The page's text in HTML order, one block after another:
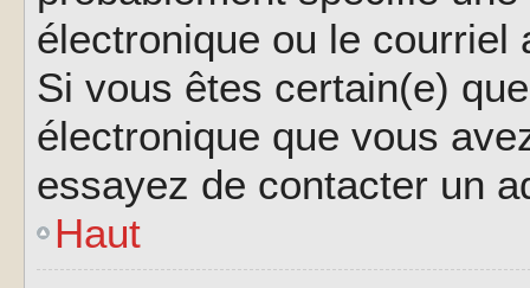
électronique ou le courriel
Si vous êtes certain(e)
électronique que vous
essayez de contacter un
Haut